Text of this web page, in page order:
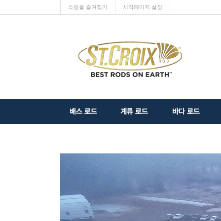
쇼핑몰 즐겨찾기 시작페이지 설정